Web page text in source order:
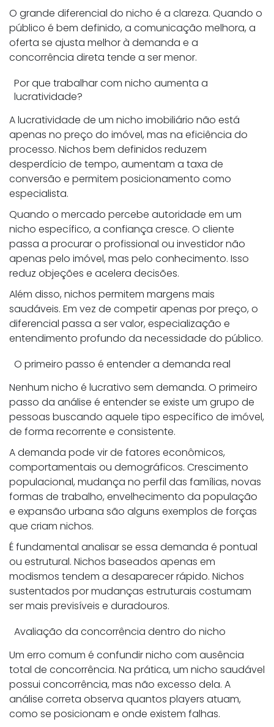
O grande diferencial do nicho é a clareza. Quando o
público é bem definido, a comunicação melhora, a
oferta se ajusta melhor à demanda e a
concorrência direta tende a ser menor.
Por que trabalhar com nicho aumenta a
lucratividade?
A lucratividade de um nicho imobiliário não está
apenas no preço do imóvel, mas na eficiência do
processo. Nichos bem definidos reduzem
desperdício de tempo, aumentam a taxa de
conversão e permitem posicionamento como
especialista.
Quando o mercado percebe autoridade em um
nicho específico, a confiança cresce. O cliente
passa a procurar o profissional ou investidor não
apenas pelo imóvel, mas pelo conhecimento. Isso
reduz objeções e acelera decisões.
Além disso, nichos permitem margens mais
saudáveis. Em vez de competir apenas por preço, o
diferencial passa a ser valor, especialização e
entendimento profundo da necessidade do público.
O primeiro passo é entender a demanda real
Nenhum nicho é lucrativo sem demanda. O primeiro
passo da análise é entender se existe um grupo de
pessoas buscando aquele tipo específico de imóvel,
de forma recorrente e consistente.
A demanda pode vir de fatores econômicos,
comportamentais ou demográficos. Crescimento
populacional, mudança no perfil das famílias, novas
formas de trabalho, envelhecimento da população
e expansão urbana são alguns exemplos de forças
que criam nichos.
É fundamental analisar se essa demanda é pontual
ou estrutural. Nichos baseados apenas em
modismos tendem a desaparecer rápido. Nichos
sustentados por mudanças estruturais costumam
ser mais previsíveis e duradouros.
Avaliação da concorrência dentro do nicho
Um erro comum é confundir nicho com ausência
total de concorrência. Na prática, um nicho saudável
possui concorrência, mas não excesso dela. A
análise correta observa quantos players atuam,
como se posicionam e onde existem falhas.